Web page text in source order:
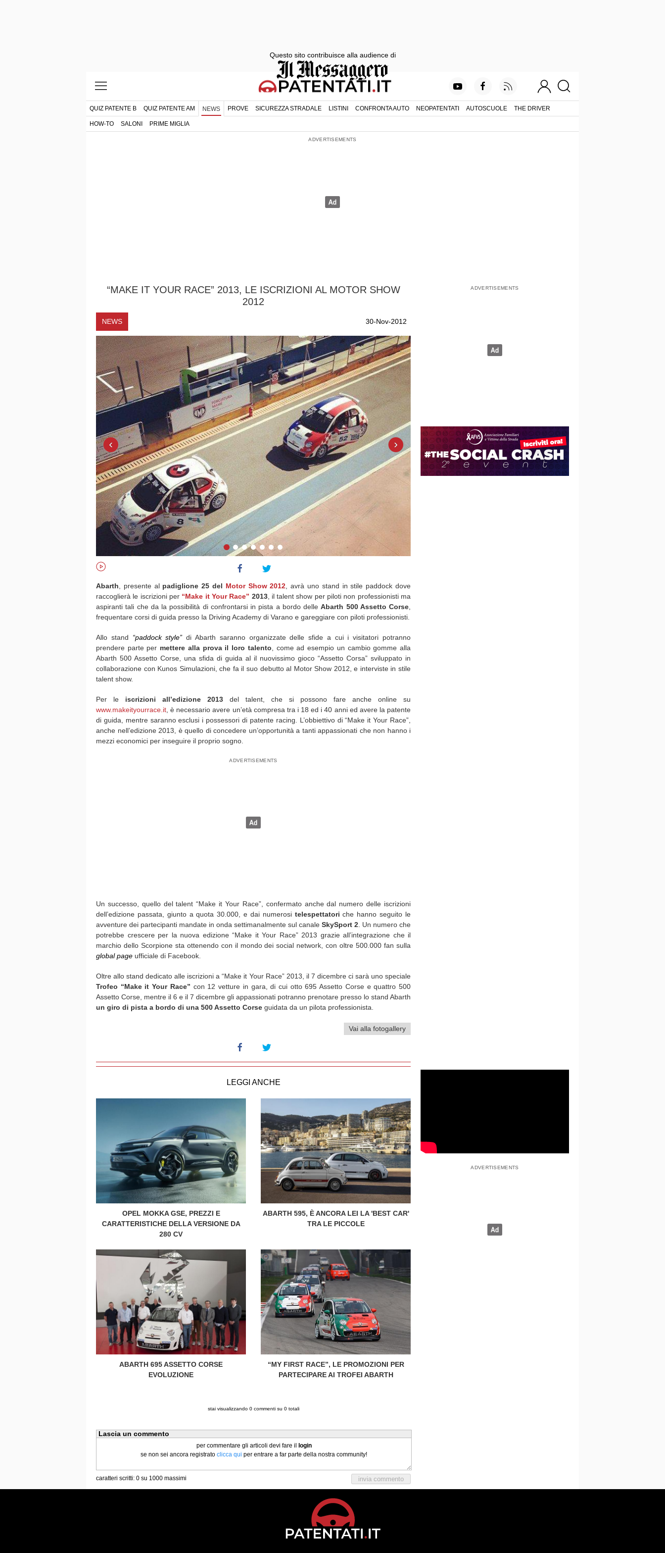
QUIZ PATENTE B QUIZ PATENTE AM NEWS PROVE SICUREZZA STRADALE LISTINI CONFRONTA AUTO NEOPATENTATI AUTOSCUOLE THE DRIVER
HOW-TO SALONI PRIME MIGLIA
“MAKE IT YOUR RACE” 2013, LE ISCRIZIONI AL MOTOR SHOW
2012
NEWS 30-Nov-2012
‹ ›
Abarth , presente al padiglione 25 del Motor Show 2012 , avrà uno stand in stile paddock dove
raccoglierà le iscrizioni per “Make it Your Race” 2013, il talent show per piloti non professionisti ma
aspiranti tali che da la possibilità di confrontarsi in pista a bordo delleAbarth 500 Assetto Corse
frequentare corsi di guida presso la Driving Academy di Varano e gareggiare con piloti professionisti.
Allo stand “paddock style” di Abarth saranno organizzate delle sfide a cui i visitatori potranno
prendere parte per mettere alla prova il loro talento , come ad esempio un cambio gomme alla
Abarth 500 Assetto Corse, una sfida di guida al il nuovissimo gioco “Assetto Corsa” sviluppato in
collaborazione con Kunos Simulazioni, che fa il suo debutto al Motor Show 2012, e interviste in stile
talent show.
Per le iscrizioni all’edizione 2013 del talent, che si possono fare anche online su
www.makeityourrace.it , è necessario avere un’età compresa tra i 18 ed i 40 anni ed avere la patente
di guida, mentre saranno esclusi i possessori di patente racing. L’obbiettivo di “Make it Your Race”,
anche nell’edizione 2013, è quello di concedere un’opportunità a tanti appassionati che non hanno i
mezzi economici per inseguire il proprio sogno.
Un successo, quello del talent “Make it Your Race”, confermato anche dal numero delle iscrizioni
dell’edizione passata, giunto a quota 30.000, e dai numerosi telespettatoriche hanno seguito le
avventure dei partecipanti mandate in onda settimanalmente sul canale SkySport 2 . Un numero che
potrebbe crescere per la nuova edizione “Make it Your Race” 2013 grazie all’integrazione che il
marchio dello Scorpione sta ottenendo con il mondo dei social network, con oltre 500.000 fan sulla
global page ufficiale di Facebook.
Oltre allo stand dedicato alle iscrizioni a “Make it Your Race” 2013, il 7 dicembre ci sarà uno speciale
Trofeo “Make it Your Race” con 12 vetture in gara, di cui otto 695 Assetto Corse e quattro 500
Assetto Corse, mentre il 6 e il 7 dicembre gli appassionati potranno prenotare presso lo stand Abarth
un giro di pista a bordo di una 500 Assetto Corse guidata da un pilota professionista.
Vai alla fotogallery
LEGGI ANCHE
OPEL MOKKA GSE, PREZZI E
CARATTERISTICHE DELLA VERSIONE DA
280 CV
ABARTH 595, È ANCORA LEI LA 'BEST CAR'
TRA LE PICCOLE
ABARTH 695 ASSETTO CORSE
EVOLUZIONE
“MY FIRST RACE”, LE PROMOZIONI PER
PARTECIPARE AI TROFEI ABARTH
stai visualizzando 0commenti su 0totali
Lascia un commento
per commentare gli articoli devi fare il
login
se non sei ancora registrato clicca qui per entrare a far parte della nostra community!
caratteri scritti: 0 su 1000 massimi
Questo sito contribuisce alla audience di